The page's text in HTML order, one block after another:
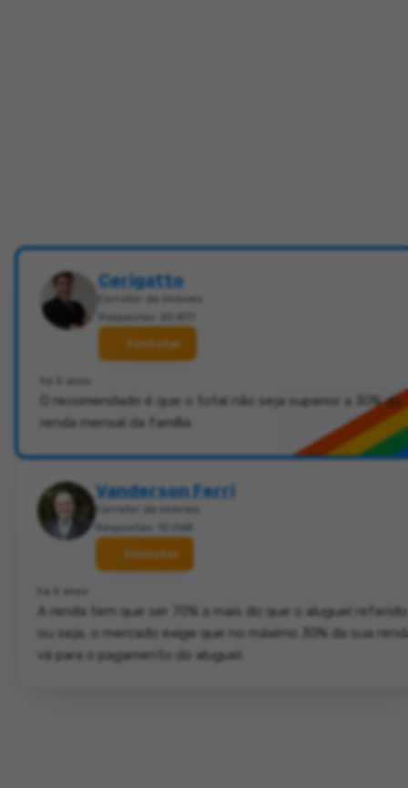
Cerigatto
Corretor de imóveis
Respostas: 20.877
Contatar
há 5 anos
O recomendado é que o total não seja superior a 30% da
renda mensal da família.
Vanderson Ferri
Corretor de imóveis
Respostas: 10.068
Contatar
há 5 anos
A renda tem que ser 70% a mais do que o aluguel
ou seja, o mercado exige que no máximo 30% da sua
vá para o pagamento do aluguel.